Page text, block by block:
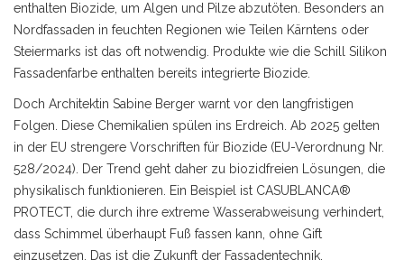
enthalten Biozide, um Algen und Pilze abzutöten. Besonders an
Nordfassaden in feuchten Regionen wie Teilen Kärntens oder
Steiermarks ist das oft notwendig. Produkte wie die Schill Silikon
Fassadenfarbe enthalten bereits integrierte Biozide.
Doch Architektin Sabine Berger warnt vor den langfristigen
Folgen. Diese Chemikalien spülen ins Erdreich. Ab 2025 gelten
in der EU strengere Vorschriften für Biozide (EU-Verordnung Nr.
528/2024). Der Trend geht daher zu biozidfreien Lösungen, die
physikalisch funktionieren. Ein Beispiel ist CASUBLANCA®
PROTECT, die durch ihre extreme Wasserabweisung verhindert,
dass Schimmel überhaupt Fuß fassen kann, ohne Gift
einzusetzen. Das ist die Zukunft der Fassadentechnik.